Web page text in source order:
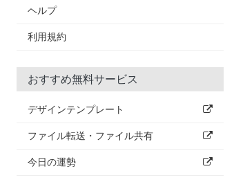
ヘルプ
利用規約
おすすめ無料サービス
デザインテンプレート
ファイル転送・ファイル共有
今日の運勢